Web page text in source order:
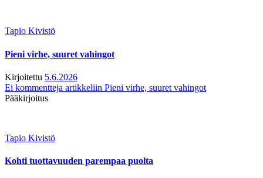
Tapio Kivistö
Pieni virhe, suuret vahingot
Kirjoitettu 5.6.2026
Ei kommentteja artikkeliin Pieni virhe, suuret vahingot
Pääkirjoitus
Tapio Kivistö
Kohti tuottavuuden parempaa puolta